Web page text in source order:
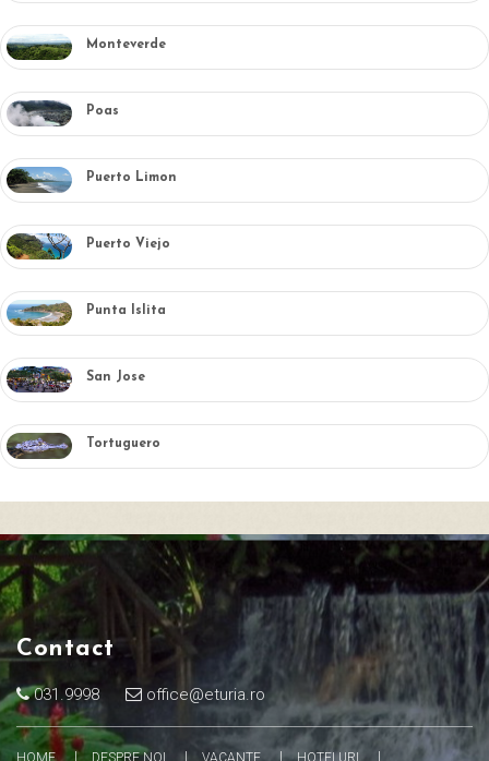
Monteverde
Poas
Puerto Limon
Puerto Viejo
Punta Islita
San Jose
Tortuguero
Contact
031.9998 office@eturia.ro
HOME DESPRE NOI VACANTE HOTELURI